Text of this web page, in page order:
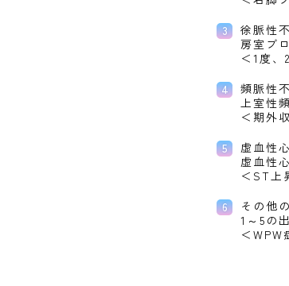
徐脈性
房室ブ
＜1度
頻脈性
上室性
＜期外
虚血性
虚血性
＜ST上
その他
1～5の
＜